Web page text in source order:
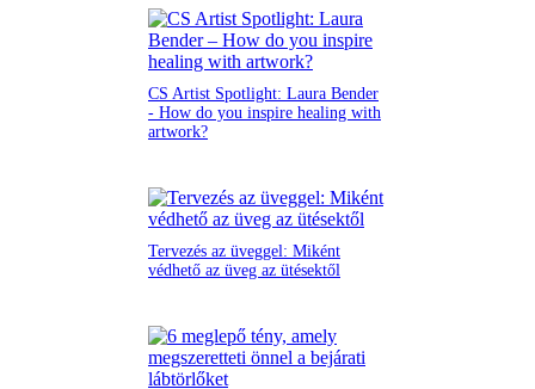
CS Artist Spotlight: Laura Bender
- How do you inspire healing with
artwork?
Tervezés az üveggel: Miként
védhető az üveg az ütésektől